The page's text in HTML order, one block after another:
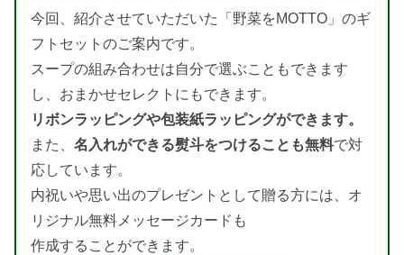
今回、紹介させていただいた「野菜をMOTTO」のギ
フトセットのご案内です。
スープの組み合わせは自分で選ぶこともできます
し、おまかせセレクトにもできます。
リボンラッピングや包装紙ラッピングができます。
また、 名入れができる熨斗をつけることも無料で対
応しています。
内祝いや思い出のプレゼントとして贈る方には、オ
リジナル無料メッセージカードも
作成することができます。